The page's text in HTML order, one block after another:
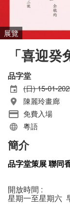
展覽
「喜迎癸
品字堂
(日) 15-01-
陳麗玲畫廊
免費入場
粵語
簡介
品字堂策展 聯同
開放時間 :
星期一至星期六